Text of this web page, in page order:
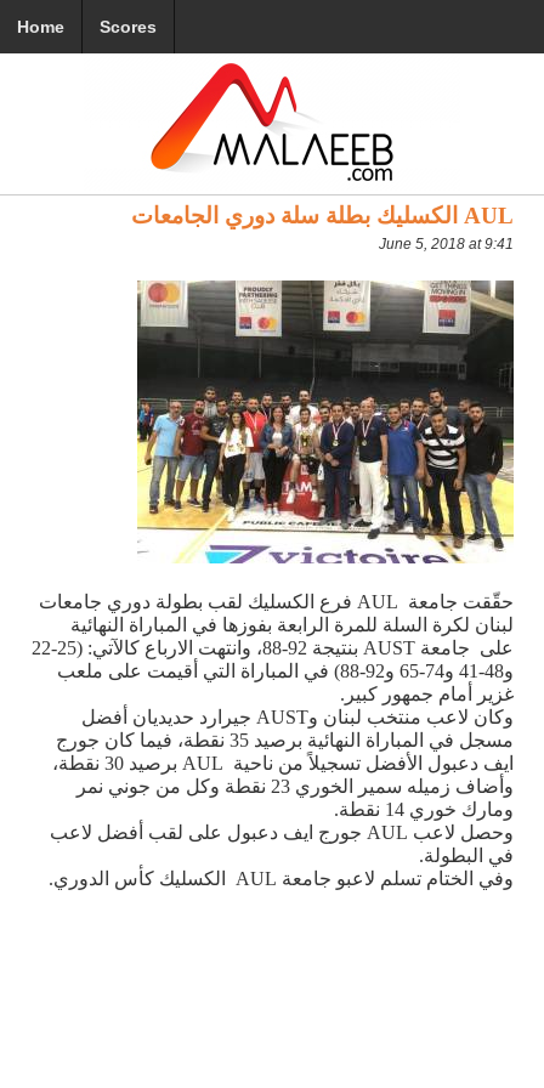
Home Scores
AUL الكسليك بطلة سلة دوري الجامعات
June 5, 2018 at 9:41
حقّقت جامعة AUL فرع الكسليك لقب بطولة دوري جامعات
لبنان لكرة السلة للمرة الرابعة بفوزها في المباراة النهائية
على جامعة AUST
بنتيجة 92-88، وانتهت الارباع كالآتي: (25-22
و48-41 و74-65 و92-88) في المباراة التي أقيمت على ملعب
غزير أمام جمهور كبير.
وكان لاعب منتخب لبنان وAUST جيرارد حديديان أفضل
مسجل في المباراة النهائية برصيد 35 نقطة، فيما كان جورج
ايف دعبول الأفضل تسجيلاً من ناحية AUL
برصيد 30 نقطة،
وأضاف زميله سمير الخوري 23 نقطة وكل من جوني نمر
ومارك خوري 14 نقطة.
وحصل لاعب AUL جورج ايف دعبول على لقب أفضل لاعب
في البطولة.
وفي الختام تسلم لاعبو جامعة AUL الكسليك كأس الدوري.